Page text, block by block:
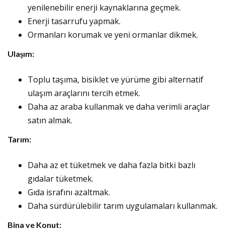
yenilenebilir enerji kaynaklarına geçmek.
Enerji tasarrufu yapmak.
Ormanları korumak ve yeni ormanlar dikmek.
Ulaşım:
Toplu taşıma, bisiklet ve yürüme gibi alternatif
ulaşım araçlarını tercih etmek.
Daha az araba kullanmak ve daha verimli araçlar
satın almak.
Tarım:
Daha az et tüketmek ve daha fazla bitki bazlı
gıdalar tüketmek.
Gıda israfını azaltmak.
Daha sürdürülebilir tarım uygulamaları kullanmak.
Bina ve Konut: